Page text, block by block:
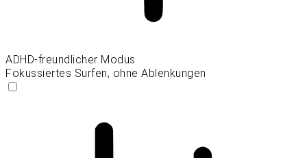
ADHD-freundlicher Modus
Fokussiertes Surfen, ohne Ablenkungen